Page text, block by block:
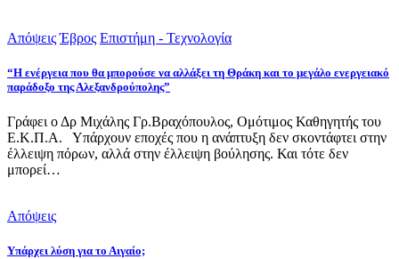
Απόψεις Έβρος Επιστήμη - Τεχνολογία
“Η ενέργεια που θα μπορούσε να αλλάξει τη Θράκη και το μεγάλο ενεργειακό
παράδοξο της Αλεξανδρούπολης”
Γράφει ο Δρ Μιχάλης Γρ.Βραχόπουλος, Ομότιμος Καθηγητής του
Ε.Κ.Π.Α. Υπάρχουν εποχές που η ανάπτυξη δεν σκοντάφτει στην
έλλειψη πόρων, αλλά στην έλλειψη βούλησης. Και τότε δεν
μπορεί…
Απόψεις
Υπάρχει λύση για το Αιγαίο;